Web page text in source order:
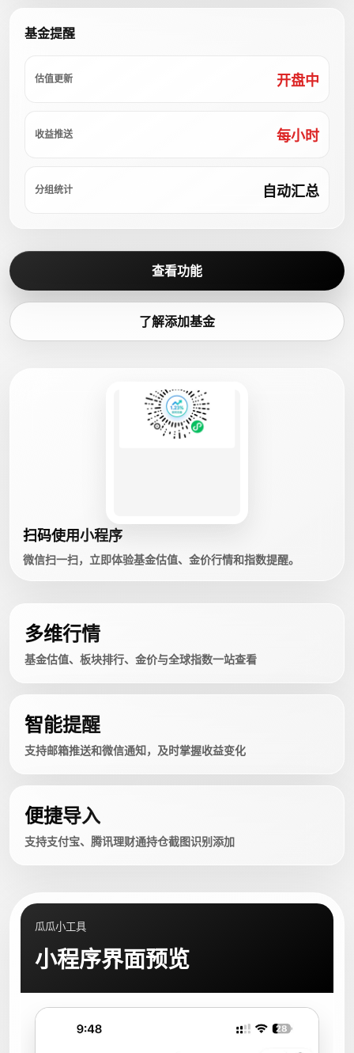
基金提醒
估值更新 开盘中
收益推送 每小时
分组统计 自动汇总
查看功能
了解添加基金
扫码使用小程序
微信扫一扫，立即体验基金估值、金价行情和指数提醒。
多维行情
基金估值、板块排行、金价与全球指数一站查看
智能提醒
支持邮箱推送和微信通知，及时掌握收益变化
便捷导入
支持支付宝、腾讯理财通持仓截图识别添加
瓜瓜小工具
小程序界面预览